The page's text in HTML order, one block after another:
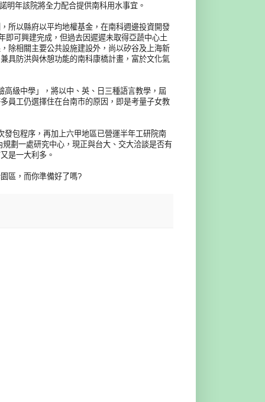
明年該院將全力配合提供南科用水事宜。
所以縣府以平均地權基金，在南科週邊投資開發
即可興建完成，但過去因遲遲未取得亞蔬中心土
除相關主要公共設施建設外，尚以矽谷及上海新
具防洪與休憩功能的南科康橋計畫，富於文化氣
級中學」，將以中、英、日三種語言教學，屆
員工仍選擇住在台南市的原因，即是考量子女教
包程序，再加上六甲地區已營運半年工研院南
劃一處研究中心，現正與台大、交大洽談是否有
是一大利多。
區，而你準備好了嗎?